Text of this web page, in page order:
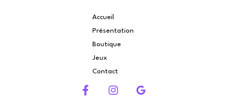
Accueil
Présentation
Boutique
Jeux
Contact